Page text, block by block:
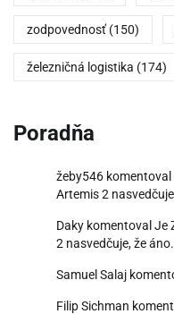
zodpovednosť (150)
železničná logistika (174)
Poradňa
žeby546 komentoval
Artemis 2
Daky komentoval Je
2 nasvedčuje, že
Samuel Salaj
Filip Sichman